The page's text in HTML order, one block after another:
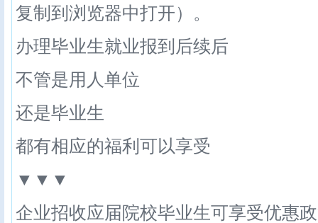
复制到浏览器中打开）。
办理毕业生就业报到后续后
不管是用人单位
还是毕业生
都有相应的福利可以享受
▼▼▼
企业招收应届院校毕业生可享受优惠